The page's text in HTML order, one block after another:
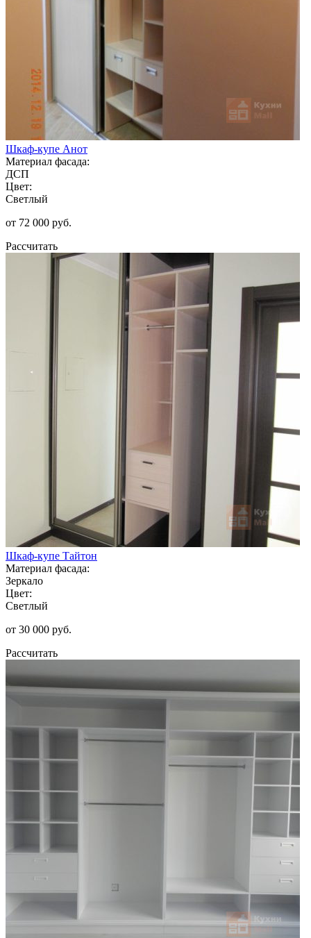
Шкаф-купе Анот
Материал фасада:
ДСП
Цвет:
Светлый
от 72 000 руб.
Рассчитать
Шкаф-купе Тайтон
Материал фасада:
Зеркало
Цвет:
Светлый
от 30 000 руб.
Рассчитать